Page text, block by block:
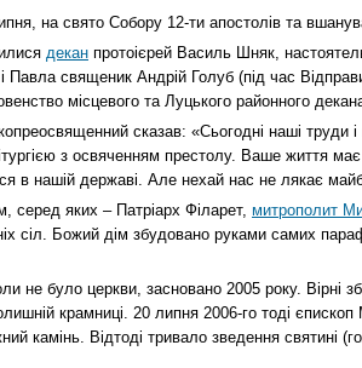
на свято Собору 12-ти апостолів та
декан протоієрей Василь Шняк,
Павла священик Андрій Голуб (під час
місцевого та Луцького районного
сказав: «Сьогодні наші труди
з освяченням престолу. Ваше життя
в нашій державі. Але нехай нас не лякає
серед яких – Патріарх Філарет, митрополит
сіл. Божий дім збудовано руками самих
не було церкви, засновано 2005 року. Вірні
крамниці. 20 липня 2006-го тоді єпископ
камінь. Відтоді тривало зведення святині